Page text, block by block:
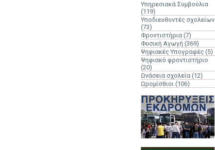
Υπηρεσιακά Συμβούλια
(119)
Υποδιευθυντές σχολείων
(73)
Φροντιστήρια (7)
Φυσική Αγωγή (369)
Ψηφιακές Υπογραφές (5)
Ψηφιακό φροντιστήριο
(20)
Ωνάσεια σχολεία (12)
Ωρομίσθιοι (106)